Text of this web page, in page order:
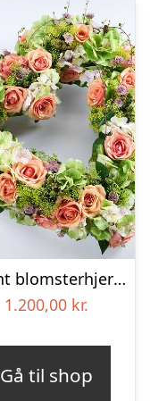
Åbent blomsterhjerte, floristens valg – Blomster til begravelse
1.200,00 kr.
Gå til shop